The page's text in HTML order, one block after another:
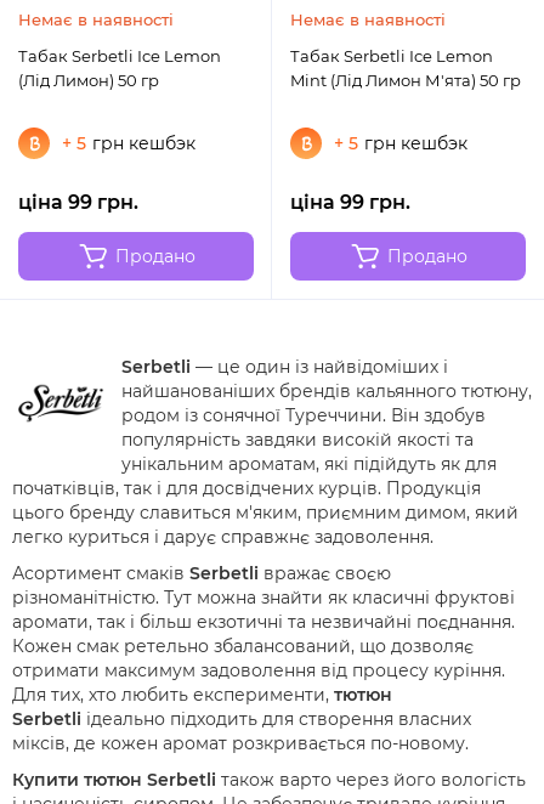
Немає в наявності
Табак Serbetli Ice Lemon
(Лід Лимон) 50 гр
+ 5 грн кешбэк
ціна 99 грн.
Продано
Немає в наявності
Табак Serbetli Ice Lemon
Mint (Лід Лимон М'ята) 50 гр
+ 5 грн кешбэк
ціна 99 грн.
Продано
Serbetli — це один із найвідоміших і
найшанованіших брендів кальянного тютюну,
родом із сонячної Туреччини. Він здобув
популярність завдяки високій якості та
унікальним ароматам, які підійдуть як для
початківців, так і для досвідчених курців. Продукція
цього бренду славиться м'яким, приємним димом, який
легко куриться і дарує справжнє задоволення.
Асортимент смаків Serbetli вражає своєю
різноманітністю. Тут можна знайти як класичні фруктові
аромати, так і більш екзотичні та незвичайні поєднання.
Кожен смак ретельно збалансований, що дозволяє
отримати максимум задоволення від процесу куріння.
Для тих, хто любить експерименти, тютюн
Serbetli ідеально підходить для створення власних
міксів, де кожен аромат розкривається по-новому.
Купити тютюн Serbetli також варто через його вологість